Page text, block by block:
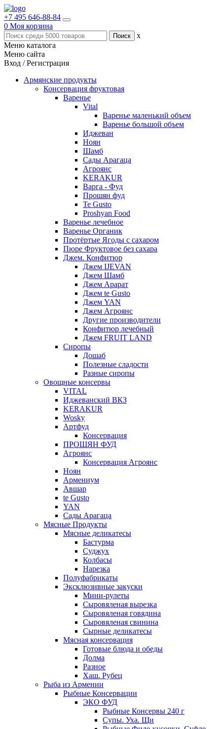
+7 495 646-88-84
0 Моя корзина
x
Меню каталога
Меню сайта
Вход / Регистрация
Армянские продукты
Консервация фруктовая
Варенье
Vital
Варенье маленький объем
Варенье большой объем
Иджеван
Ноян
Шамб
Сады Арагаца
Агроянс
KERAKUR
Варга - Фуд
Прошян фуд
Te Gusto
Proshyan Food
Варенье лечебное
Варенье Органик
Протёртые Ягоды с сахаром
Пюре Фруктовое без сахара
Джем. Конфитюр
Джем IJEVAN
Джем Шамб
Джем Арарат
Джем te Gusto
Джем YAN
Джем Агроянс
Другие производители
Конфитюр лечебный
Джем FRUIT LAND
Сиропы
Дошаб
Полезные сладости
Разные сиропы
Овощные консервы
VITAL
Иджеванский ВКЗ
KERAKUR
Wosky
Артфуд
Консервация
ПРОШЯН ФУД
Агроянс
Консервация Агроянс
Ноян
Армениум
Авшар
te Gusto
YAN
Сады Арагаца
Мясные Продукты
Мясные деликатесы
Бастурма
Суджух
Колбасы
Нарезка
Полуфабрикаты
Эксклюзивные закуски
Мини-рулеты
Сыровяленая вырезка
Сыровяленая говядина
Сыровяленая свинина
Сырные деликатесы
Мясная консервация
Готовые блюда и обеды
Долма
Разное
Хаш. Рубец
Рыба из Армении
Рыбные Консервации
ЭКО ФУД
Рыбные Консервы 240 г
Супы. Уха. Щи